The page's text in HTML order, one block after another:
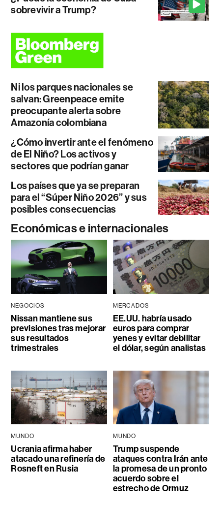
sobrevivir a Trump?
Ni los parques nacionales se
salvan: Greenpeace emite
preocupante alerta sobre
Amazonía colombiana
¿Cómo invertir ante el fenómeno
de El Niño? Los activos y
sectores que podrían ganar
Los países que ya se preparan
para el “Súper Niño 2026” y sus
posibles consecuencias
Económicas e internacionales
NEGOCIOS
Nissan mantiene sus
previsiones tras mejorar
sus resultados
trimestrales
MERCADOS
EE.UU. habría usado
euros para comprar
yenes y evitar debilitar
el dólar, según analistas
MUNDO
Ucrania afirma haber
atacado una refinería de
Rosneft en Rusia
MUNDO
Trump suspende
ataques contra Irán ante
la promesa de un pronto
acuerdo sobre el
estrecho de Ormuz